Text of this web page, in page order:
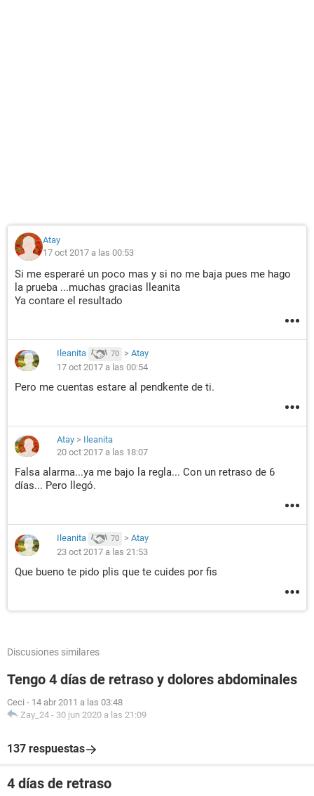
Atay
17 oct 2017 a las 00:53
Si me esperaré un poco mas y si no me baja pues me hago
la prueba ...muchas gracias lleanita
Ya contare el resultado
Ileanita 70 > Atay
17 oct 2017 a las 00:54
Pero me cuentas estare al pendkente de ti.
Atay > Ileanita
20 oct 2017 a las 18:07
Falsa alarma...ya me bajo la regla... Con un retraso de 6
días... Pero llegó.
Ileanita 70 > Atay
23 oct 2017 a las 21:53
Que bueno te pido plis que te cuides por fis
Discusiones similares
Tengo 4 días de retraso y dolores abdominales
Ceci - 14 abr 2011 a las 03:48
Zay_24 - 30 jun 2020 a las 21:09
137 respuestas
4 días de retraso